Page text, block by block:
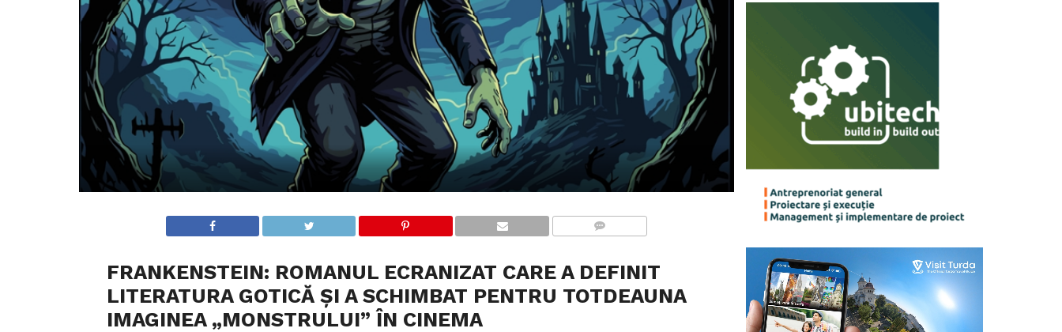
FRANKENSTEIN: ROMANUL ECRANIZAT CARE A DEFINIT
LITERATURA GOTICĂ ȘI A SCHIMBAT PENTRU TOTDEAUNA
IMAGINEA „MONSTRULUI” ÎN CINEMA